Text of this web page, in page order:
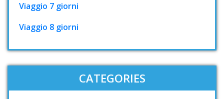
Viaggio 7 giorni
Viaggio 8 giorni
CATEGORIES